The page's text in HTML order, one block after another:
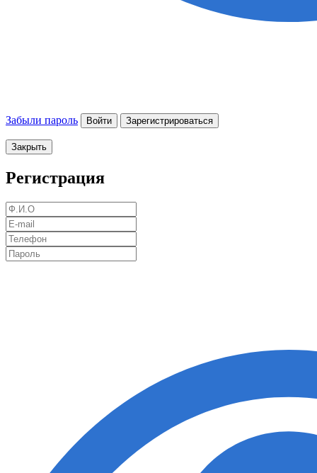
Забыли пароль Войти Зарегистрироваться
Закрыть
Регистрация